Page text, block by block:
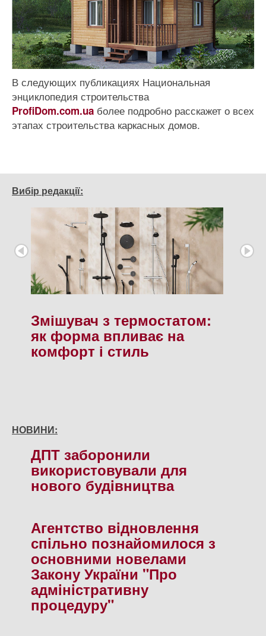
В следующих публикациях Национальная
энциклопедия строительства
ProfiDom.com.ua более подробно расскажет о всех
этапах строительства каркасных домов.
Вибір редакції:
Змішувач з термостатом:
як форма впливає на
комфорт і стиль
НОВИНИ:
ДПТ заборонили
використовували для
нового будiвництва
Агентство вiдновлення
спiльно познайомилося з
основними новелами
Закону України "Про
адмiнiстративну
процедуру"